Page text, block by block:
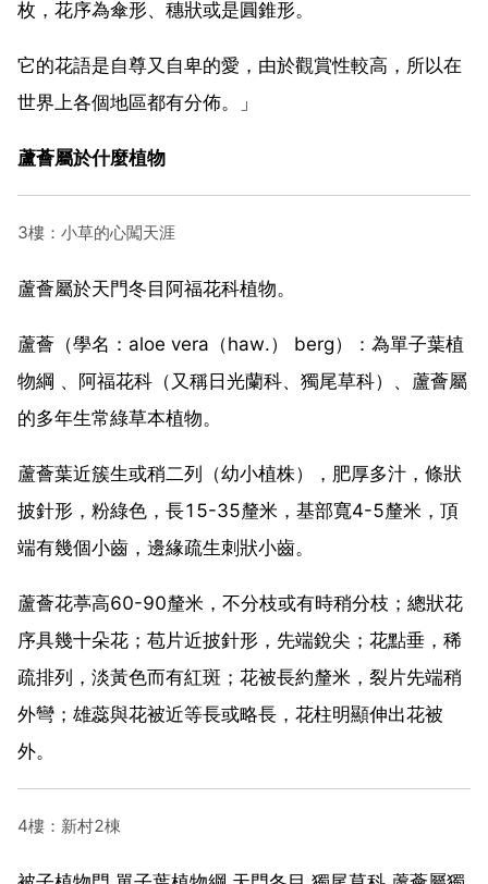
枚，花序為傘形、穗狀或是圓錐形。
它的花語是自尊又自卑的愛，由於觀賞性較高，所以在
世界上各個地區都有分佈。」
蘆薈屬於什麼植物
3樓：小草的心闖天涯
蘆薈屬於天門冬目阿福花科植物。
蘆薈（學名：aloe vera（haw.） berg）：為單子葉植
物綱 、阿福花科（又稱日光蘭科、獨尾草科）、蘆薈屬
的多年生常綠草本植物。
蘆薈葉近簇生或稍二列（幼小植株），肥厚多汁，條狀
披針形，粉綠色，長15-35釐米，基部寬4-5釐米，頂
端有幾個小齒，邊緣疏生刺狀小齒。
蘆薈花葶高60-90釐米，不分枝或有時稍分枝；總狀花
序具幾十朵花；苞片近披針形，先端銳尖；花點垂，稀
疏排列，淡黃色而有紅斑；花被長約釐米，裂片先端稍
外彎；雄蕊與花被近等長或略長，花柱明顯伸出花被
外。
4樓：新村2棟